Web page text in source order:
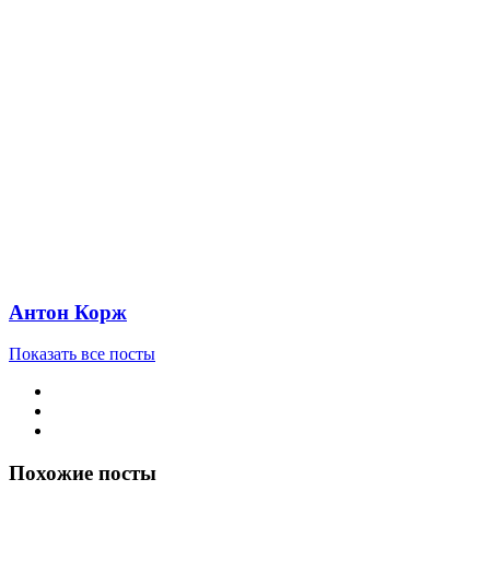
Антон Корж
Показать все посты
Похожие посты